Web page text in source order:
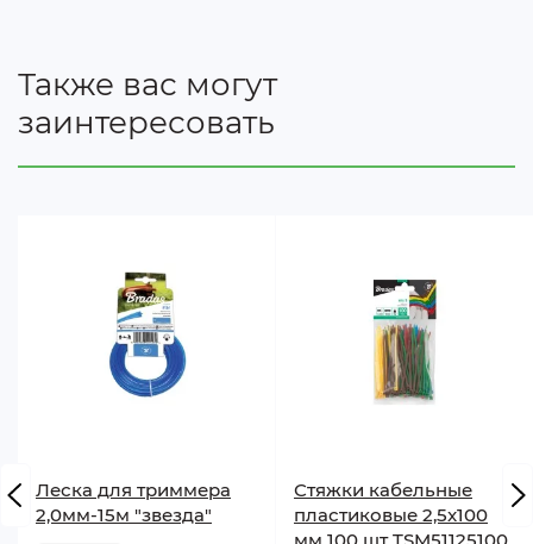
Также вас могут
заинтересовать
Леска для триммера
2,0мм-15м "звезда"
Стяжки кабельные
пластиковые 2,5x100